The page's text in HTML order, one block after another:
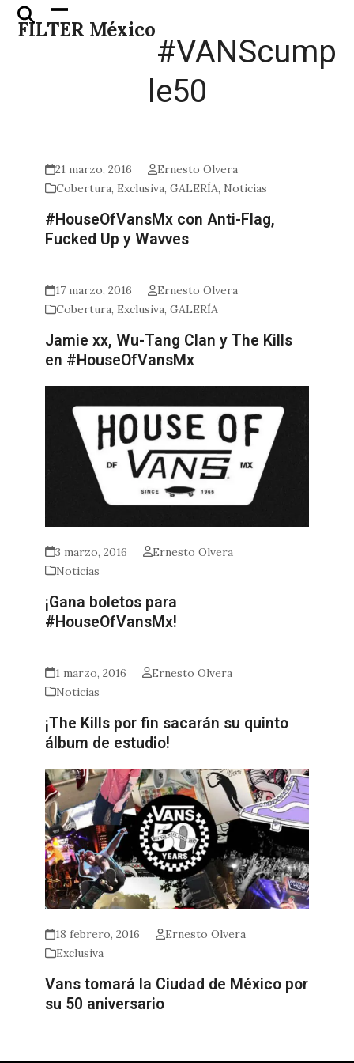
Skip
FILTER México
Open
mobile
Close
mobile
#VANScump
le50
21 marzo, 2016
Ernesto Olvera
Cobertura,Exclusiva,GALERÍA, Noticias
#HouseOfVansMx con Anti-Flag,
Fucked Up y Wavves
17 marzo, 2016
Ernesto Olvera
Cobertura,Exclusiva,GALERÍA
Jamie xx, Wu-Tang Clan y The Kills
en #HouseOfVansMx
3 marzo, 2016
Ernesto Olvera
Noticias
¡Gana boletos para
#HouseOfVansMx!
1 marzo, 2016
Ernesto Olvera
Noticias
¡The Kills por fin sacarán su quinto
álbum de estudio!
18 febrero, 2016
Ernesto Olvera
Exclusiva
Vans tomará la Ciudad de México por
su 50 aniversario